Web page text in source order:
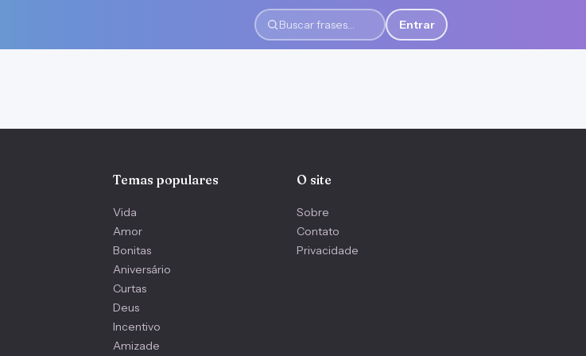
Buscar frases
Entrar
Temas populares
Vida
Amor
Bonitas
Aniversário
Curtas
Deus
Incentivo
Amizade
O site
Sobre
Contato
Privacidade